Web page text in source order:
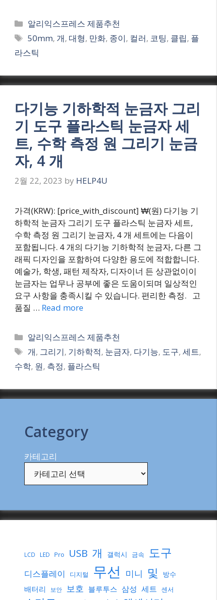
Categories
알리익스프레스 제품추천
Tags
50mm, 개,대형, 만화, 종이, 컬러, 코팅, 클립, 플
라스틱
다기능 기하학적 눈금자 그리
기 도구 플라스틱 눈금자 세
트, 수학 측정 원 그리기 눈금
자, 4 개
2월 22, 2023 by HELP4U
가격(KRW): [price_with_discount] ₩(원) 다기능 기
하학적 눈금자 그리기 도구 플라스틱 눈금자 세트,
수학 측정 원 그리기 눈금자, 4 개 세트에는 다음이
포함됩니다. 4 개의 다기능 기하학적 눈금자, 다른 그
래픽 디자인을 포함하여 다양한 용도에 적합합니다.
예술가, 학생, 패턴 제작자, 디자이너 든 상관없이이
눈금자는 업무나 공부에 좋은 도움이되며 일상적인
요구 사항을 충족시킬 수 있습니다. 편리한 측정. 고
품질 … Read more
Categories
알리익스프레스 제품추천
Tags
개, 그리기, 기하학적, 눈금자, 다기능, 도구,세트,
수학, 원, 측정, 플라스틱
Category
카테고리
LCD LED Pro USB 개 갤럭시 금속 도구
디스플레이 디지털 무선 미니 및 방수
배터리 보안 보호 블루투스 삼성 세트 센서